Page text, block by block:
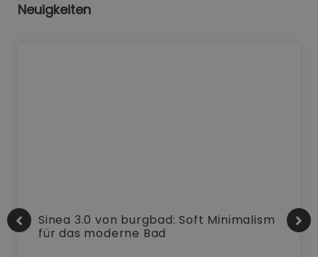
Neuigkeiten
Sinea 3.0 von burgbad: Soft Minimalism
für das moderne Bad